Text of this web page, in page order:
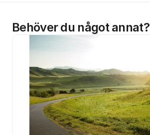
Behöver du något annat?